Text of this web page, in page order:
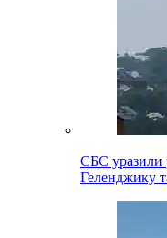
СБС уразили
Геленджику